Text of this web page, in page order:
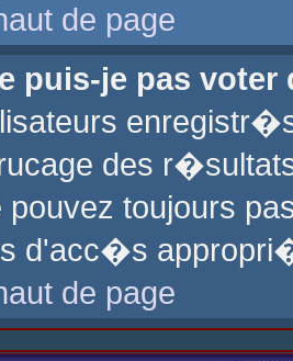
de page
puis-je pas voter
des
pouvez toujours
d'acc�s
de page